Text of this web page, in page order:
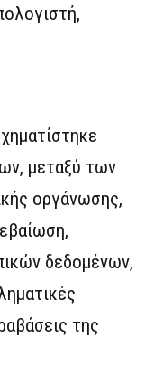
μεταξύ των
οργάνωσης,
δεδομένων,
της